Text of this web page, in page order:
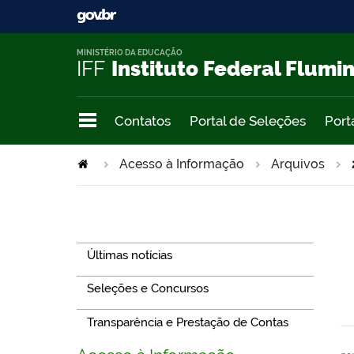
IFF Instituto Federal
MINISTÉRIO DA EDUCAÇÃO
Contatos Portal de Seleções
Acesso à Informação Arquivos
Últimas notícias
Seleções e Concursos
Transparência e Prestação de Contas